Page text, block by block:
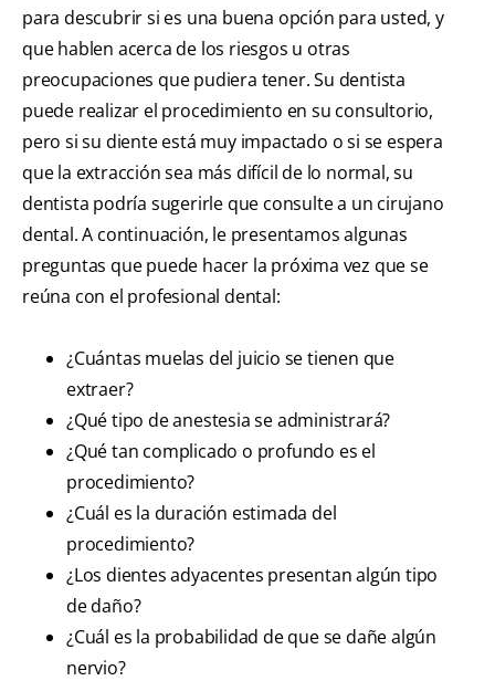
para descubrir si es una buena opción para usted, y
que hablen acerca de los riesgos u otras
preocupaciones que pudiera tener. Su dentista
puede realizar el procedimiento en su consultorio,
pero si su diente está muy impactado o si se espera
que la extracción sea más difícil de lo normal, su
dentista podría sugerirle que consulte a un cirujano
dental. A continuación, le presentamos algunas
preguntas que puede hacer la próxima vez que se
reúna con el profesional dental:
¿Cuántas muelas del juicio se tienen que
extraer?
¿Qué tipo de anestesia se administrará?
¿Qué tan complicado o profundo es el
procedimiento?
¿Cuál es la duración estimada del
procedimiento?
¿Los dientes adyacentes presentan algún tipo
de daño?
¿Cuál es la probabilidad de que se dañe algún
nervio?